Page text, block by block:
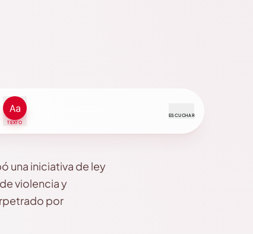
TEXTO
ESCUCHAR
una iniciativa de ley
violencia y
por